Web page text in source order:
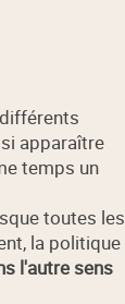
apparaître
temps un
toutes les
la politique
l'autre sens